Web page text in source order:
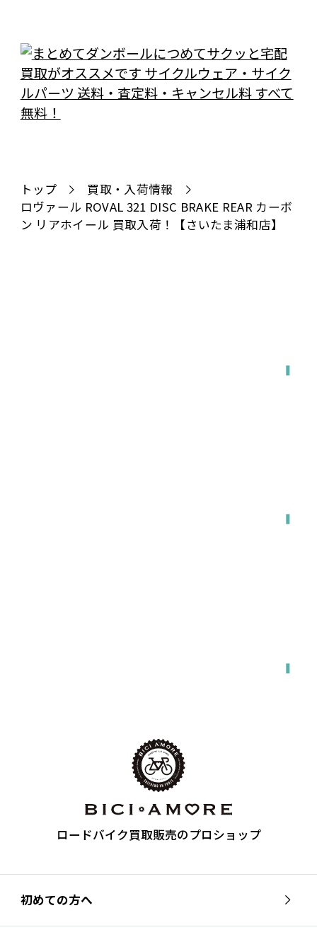
トップ
買取・入荷情報
ロヴァール ROVAL 321 DISC BRAKE REAR カーボ
ン リアホイール 買取入荷！【さいたま浦和店】
ロードバイク買取販売のプロショップ
初めての方へ